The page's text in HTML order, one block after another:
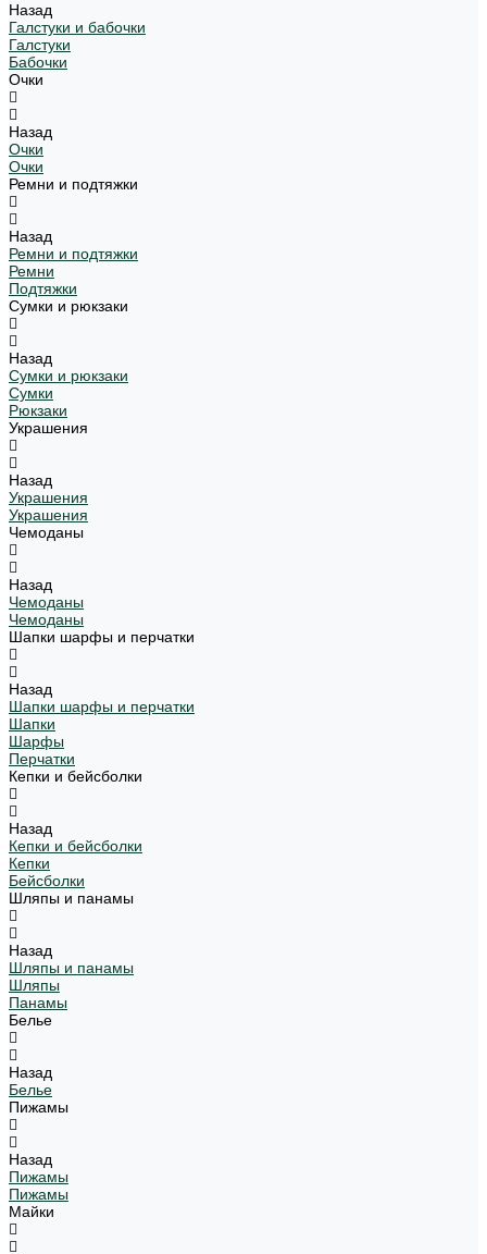
Назад
Галстуки и бабочки
Галстуки
Бабочки
Очки
Назад
Очки
Очки
Ремни и подтяжки
Назад
Ремни и подтяжки
Ремни
Подтяжки
Сумки и рюкзаки
Назад
Сумки и рюкзаки
Сумки
Рюкзаки
Украшения
Назад
Украшения
Украшения
Чемоданы
Назад
Чемоданы
Чемоданы
Шапки шарфы и перчатки
Назад
Шапки шарфы и перчатки
Шапки
Шарфы
Перчатки
Кепки и бейсболки
Назад
Кепки и бейсболки
Кепки
Бейсболки
Шляпы и панамы
Назад
Шляпы и панамы
Шляпы
Панамы
Белье
Назад
Белье
Пижамы
Назад
Пижамы
Пижамы
Майки